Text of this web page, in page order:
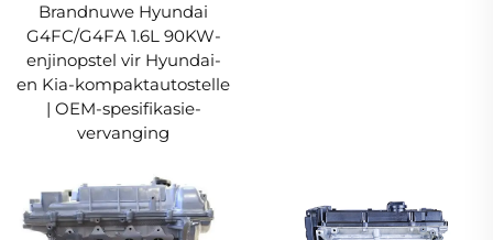
Brandnuwe Hyundai
G4FC/G4FA 1.6L 90KW-
enjinopstel vir Hyundai-
en Kia-kompaktautostelle
| OEM-spesifikasie-
vervanging